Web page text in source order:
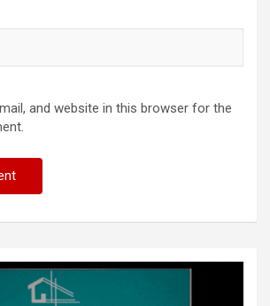
and website in this browser for the